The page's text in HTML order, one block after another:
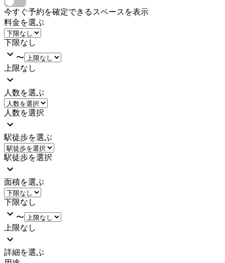
今すぐ予約を確定できるスペースを表示
料金を選ぶ
下限なし
〜
上限なし
人数を選ぶ
人数を選択
駅徒歩を選ぶ
駅徒歩を選択
面積を選ぶ
下限なし
〜
上限なし
詳細を選ぶ